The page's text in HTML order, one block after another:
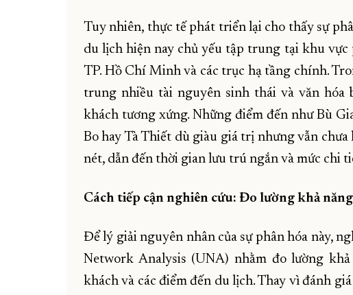
Tuy nhiên, thực tế phát triển lại cho thấy sự
du lịch hiện nay chủ yếu tập trung tại khu
TP. Hồ Chí Minh và các trục hạ tầng chính.
trung nhiều tài nguyên sinh thái và văn hóa
khách tương xứng. Những điểm đến như Bù
Bo hay Tà Thiết dù giàu giá trị nhưng vẫn
nét, dẫn đến thời gian lưu trú ngắn và mức chi
Cách tiếp cận nghiên cứu: Đo lường khả
Để lý giải nguyên nhân của sự phân hóa này,
Network Analysis (UNA) nhằm đo lường
khách và các điểm đến du lịch. Thay vì đánh